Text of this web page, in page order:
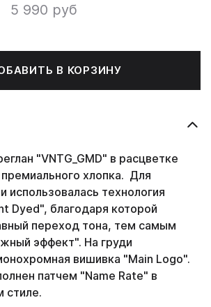
5 990 руб
В КОРЗИНУ
"VNTG_GMD" в расцветке
хлопка. Для
использовалась технология
Dyed", благодаря которой
переход тона, тем самым
эффект". На груди
вишивка "Main Logo".
патчем "Name Rate" в
стиле.